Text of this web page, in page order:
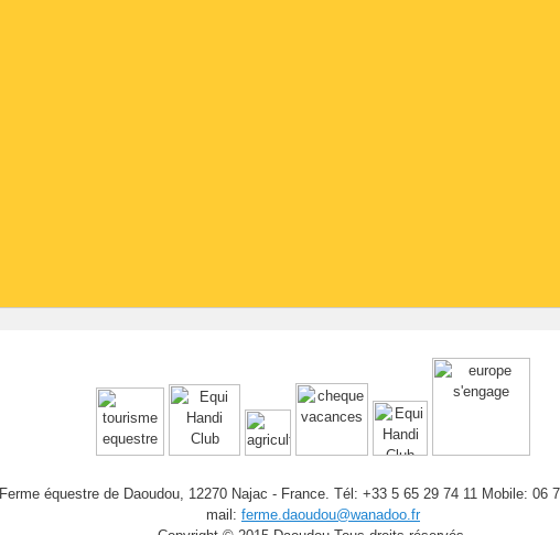
Ferme équestre de Daoudou, 12270 Najac - France. Tél: +33 5 65 29 74 11 Mobile: 06
mail: ferme.daoudou@wanadoo.fr